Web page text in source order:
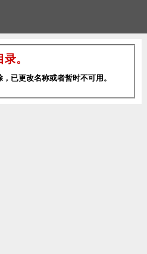
。
已更改名称或者暂时不可用。